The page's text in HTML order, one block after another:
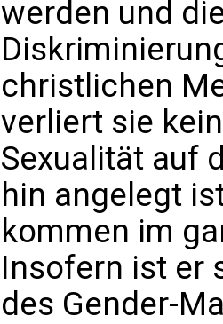
werden und
christlichen
verliert sie
Sexualität auf
hin angelegt
kommen im
Insofern ist er
des Gender-